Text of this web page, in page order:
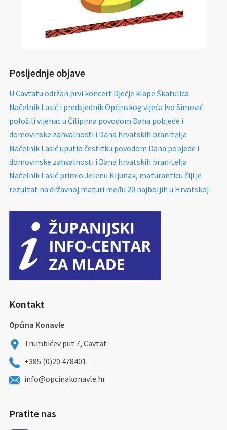
Posljednje objave
U Cavtatu održan prvi koncert Dječje klape Škatulica
Načelnik Lasić i predsjednik Općinskog vijeća Ivo Simović
položili vijenac u Čilipima povodom Dana pobjede i
domovinske zahvalnosti i Dana hrvatskih branitelja
Načelnik Lasić uputio čestitku povodom Dana pobjede i
domovinske zahvalnosti i Dana hrvatskih branitelja
Načelnik Lasić primio Jelenu Kljunak, maturanticu čiji je
rezultat na državnoj maturi među 20 najboljih u Hrvatskoj
Kontakt
Općina Konavle
Trumbićev put 7, Cavtat
+385 (0)20 478401
info@opcinakonavle.hr
Pratite nas